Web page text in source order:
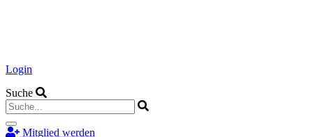
Login
Suche
Mitglied werden